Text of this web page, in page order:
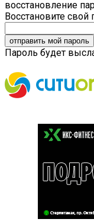
восстановление
Восстановите свой
Пароль будет